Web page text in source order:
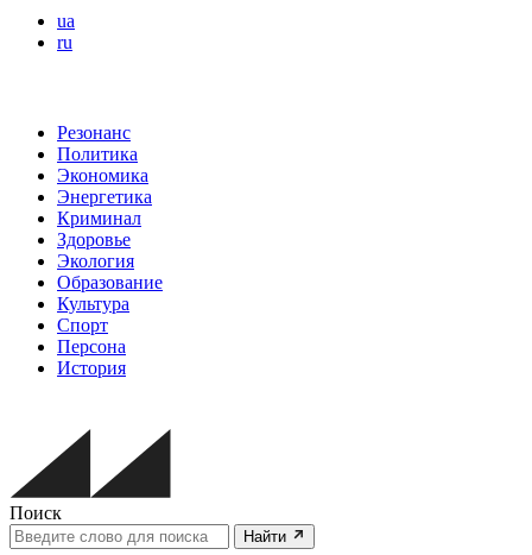
ua
ru
Резонанс
Политика
Экономика
Энергетика
Криминал
Здоровье
Экология
Образование
Культура
Спорт
Персона
История
Поиск
Найти